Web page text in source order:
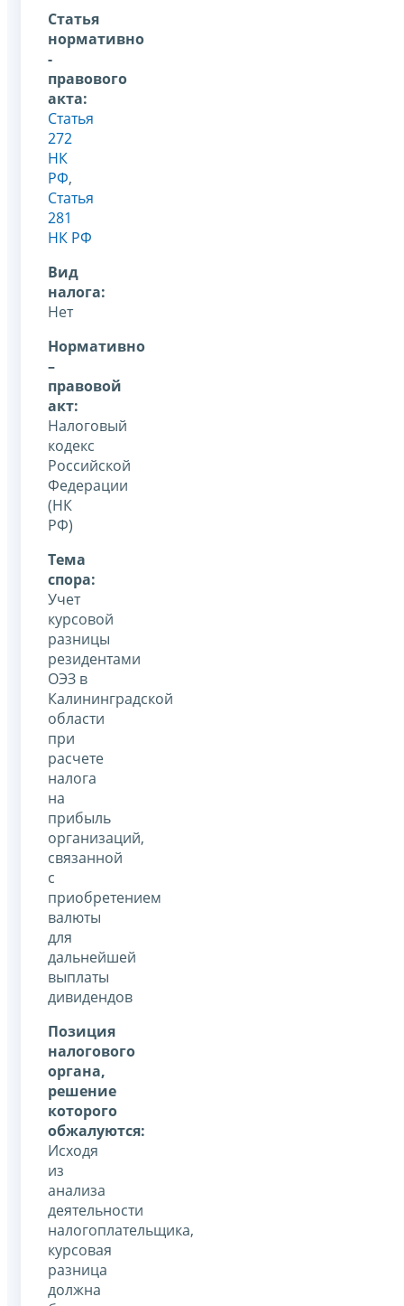
Статья
нормативно
-
правового
акта:
Статья
272
НК
РФ,
Статья
281
НК РФ
Вид
налога:
Нет
Нормативно
–
правовой
акт:
Налоговый
кодекс
Российской
Федерации
(НК
РФ)
Тема
спора:
Учет
курсовой
разницы
резидентами
ОЭЗ в
Калининградской
области
при
расчете
налога
на
прибыль
организаций,
связанной
с
приобретением
валюты
для
дальнейшей
выплаты
дивидендов
Позиция
налогового
органа,
решение
которого
обжалуются:
Исходя
из
анализа
деятельности
налогоплательщика,
курсовая
разница
должна